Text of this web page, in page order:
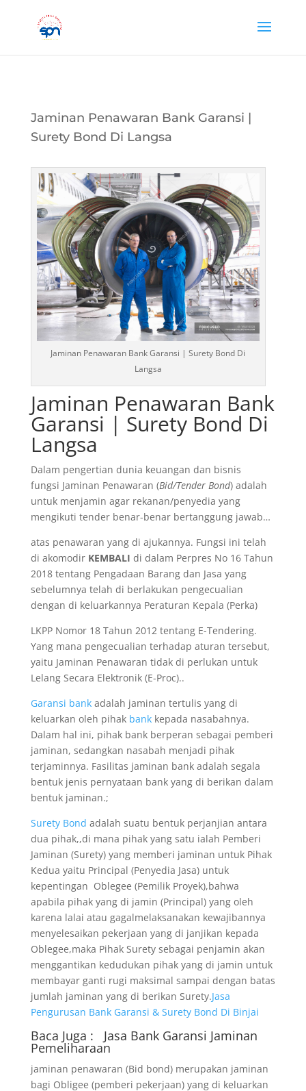
Jaminan Penawaran Bank Garansi |
Surety Bond Di Langsa
Jaminan Penawaran Bank Garansi | Surety Bond Di
Langsa
Jaminan Penawaran Bank
Garansi | Surety Bond Di
Langsa
Dalam pengertian dunia keuangan dan bisnis
fungsi Jaminan Penawaran (Bid/Tender Bond) adalah
untuk menjamin agar rekanan/penyedia yang
mengikuti tender benar-benar bertanggung jawab…
atas penawaran yang di ajukannya. Fungsi ini telah
di akomodir KEMBALI di dalam Perpres No 16 Tahun
2018 tentang Pengadaan Barang dan Jasa yang
sebelumnya telah di berlakukan pengecualian
dengan di keluarkannya Peraturan Kepala (Perka)
LKPP Nomor 18 Tahun 2012 tentang E-Tendering.
Yang mana pengecualian terhadap aturan tersebut,
yaitu Jaminan Penawaran tidak di perlukan untuk
Lelang Secara Elektronik (E-Proc)..
Garansi bankadalah jaminan tertulis yang di
keluarkan oleh pihak bankkepada nasabahnya.
Dalam hal ini, pihak bank berperan sebagai pemberi
jaminan, sedangkan nasabah menjadi pihak
terjaminnya. Fasilitas jaminan bank adalah segala
bentuk jenis pernyataan bank yang di berikan dalam
bentuk jaminan.;
Surety Bond adalah suatu bentuk perjanjian antara
dua pihak,,di mana pihak yang satu ialah Pemberi
Jaminan (Surety) yang memberi jaminan untuk Pihak
Kedua yaitu Principal (Penyedia Jasa) untuk
kepentingan Oblegee (Pemilik Proyek),bahwa
apabila pihak yang di jamin (Principal) yang oleh
karena lalai atau gagalmelaksanakan kewajibannya
menyelesaikan pekerjaan yang di janjikan kepada
Oblegee,maka Pihak Surety sebagai penjamin akan
menggantikan kedudukan pihak yang di jamin untuk
membayar ganti rugi maksimal sampai dengan batas
jumlah jaminan yang di berikan Surety.Jasa
Pengurusan Bank Garansi & Surety Bond Di Binjai
Baca Juga : Jasa Bank Garansi Jaminan
Pemeliharaan
jaminan penawaran (Bid bond) merupakan jaminan
bagi Obligee (pemberi pekerjaan) yang di keluarkan